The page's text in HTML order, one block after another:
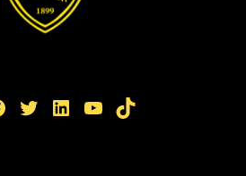
Twitter LinkedIn YouTube TikTok